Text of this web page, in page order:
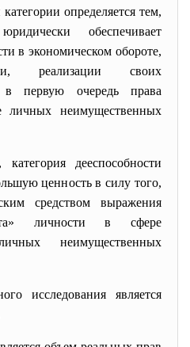
определяется тем,
обеспечивает
в экономическом обороте,
реализации своих
первую очередь права
личных неимущественных
категория дееспособности
ценность в силу того,
средством выражения
личности в сфере
неимущественных
исследования является